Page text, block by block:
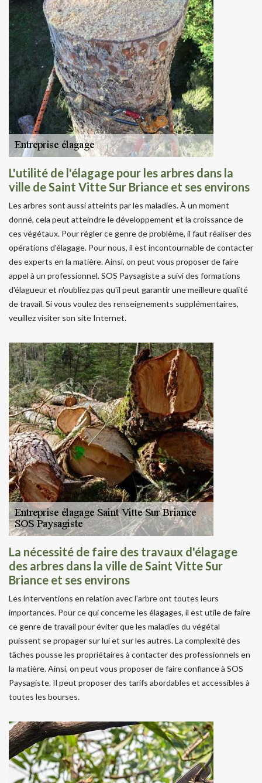
L'utilité de l'élagage pour les arbres dans la
ville de Saint Vitte Sur Briance et ses environs
Les arbres sont aussi atteints par les maladies. À un moment
donné, cela peut atteindre le développement et la croissance de
ces végétaux. Pour régler ce genre de problème, il faut réaliser des
opérations d'élagage. Pour nous, il est incontournable de contacter
des experts en la matière. Ainsi, on peut vous proposer de faire
appel à un professionnel. SOS Paysagiste a suivi des formations
d'élagueur et n'oubliez pas qu'il peut garantir une meilleure qualité
de travail. Si vous voulez des renseignements supplémentaires,
veuillez visiter son site Internet.
La nécessité de faire des travaux d'élagage
des arbres dans la ville de Saint Vitte Sur
Briance et ses environs
Les interventions en relation avec l'arbre ont toutes leurs
importances. Pour ce qui concerne les élagages, il est utile de faire
ce genre de travail pour éviter que les maladies du végétal
puissent se propager sur lui et sur les autres. La complexité des
tâches pousse les propriétaires à contacter des professionnels en
la matière. Ainsi, on peut vous proposer de faire confiance à SOS
Paysagiste. Il peut proposer des tarifs abordables et accessibles à
toutes les bourses.